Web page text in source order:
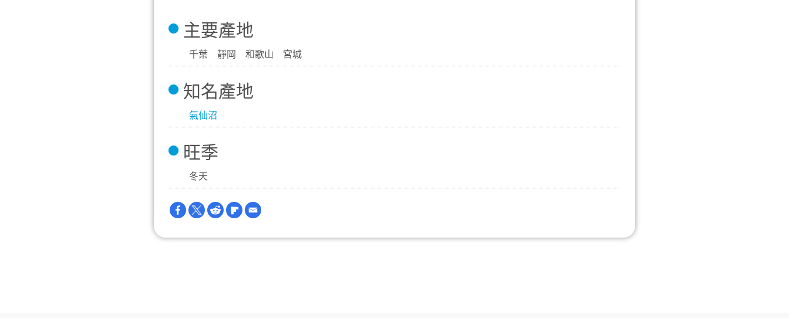
主要產地
千葉 靜岡 和歌山 宮城
知名產地
氣仙沼
旺季
冬天